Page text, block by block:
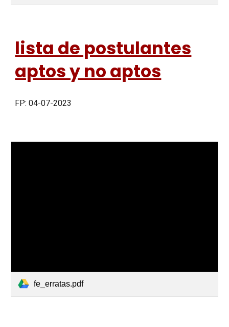
lista de postulantes
aptos y no aptos
FP: 04-07-2023
fe_erratas.pdf